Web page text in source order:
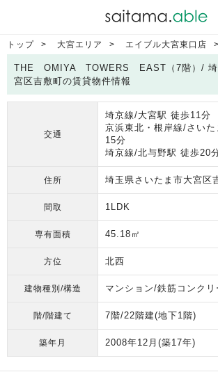
トップ 大宮エリア エイブル大宮東口店
THE OMIYA TOWERS EAST（7階）/ 埼
宮区吉敷町の賃貸物件情報
交通
埼京線/大宮駅 徒歩11分
京浜東北・根岸線/さい
15分
埼京線/北与野駅 徒歩20
住所 埼玉県さいたま市大宮区
間取 1LDK
専有面積 45.18㎡
方位 北西
建物種別/構造 マンション/鉄筋コンクリ
階/階建て 7階/22階建(地下1階)
築年月 2008年12月 (築17年)